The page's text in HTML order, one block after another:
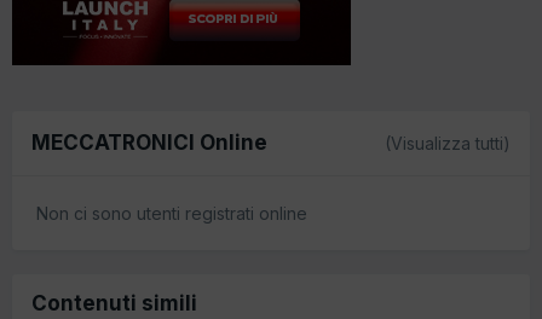
MECCATRONICI Online (Visualizza tutti)
Non ci sono utenti registrati online
Contenuti simili